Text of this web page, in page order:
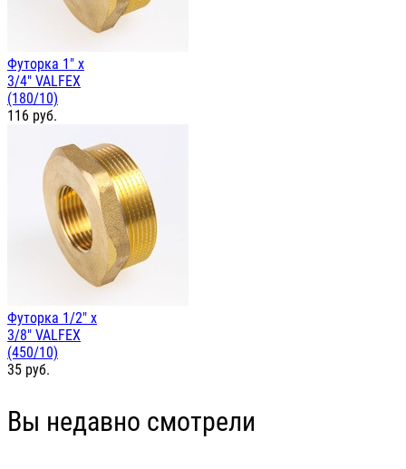
Футорка 1" х
3/4" VALFEX
(180/10)
116 руб.
Футорка 1/2" х
3/8" VALFEX
(450/10)
35 руб.
Вы недавно смотрели